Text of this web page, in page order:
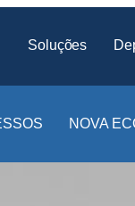
Soluções
NOVA